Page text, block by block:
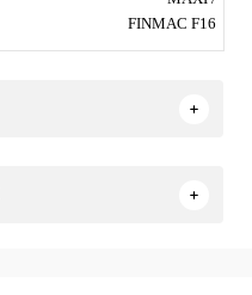
FINMAC F16